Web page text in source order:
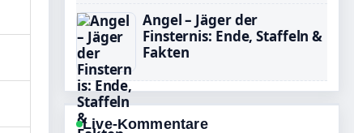
Angel – Jäger der
Finsternis: Ende, Staffeln &
Fakten
Live-Kommentare